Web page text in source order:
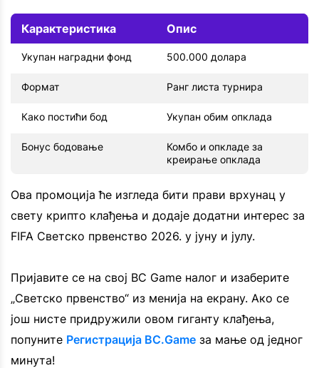
Карактеристика Опис
Укупан наградни фонд 500.000 долара
Формат Ранг листа турнира
Како постићи бод Укупан обим опклада
Бонус бодовање
Комбо и опкладе за
креирање опклада
Ова промоција ће изгледа бити прави врхунац у
свету крипто клађења и додаје додатни интерес за
FIFA Светско првенство 2026. у јуну и јулу.
Пријавите се на свој BC Game налог и изаберите
„Светско првенство“ из менија на екрану. Ако се
још нисте придружили овом гиганту клађења,
попуните Регистрација BC.Game за мање од једног
минута!